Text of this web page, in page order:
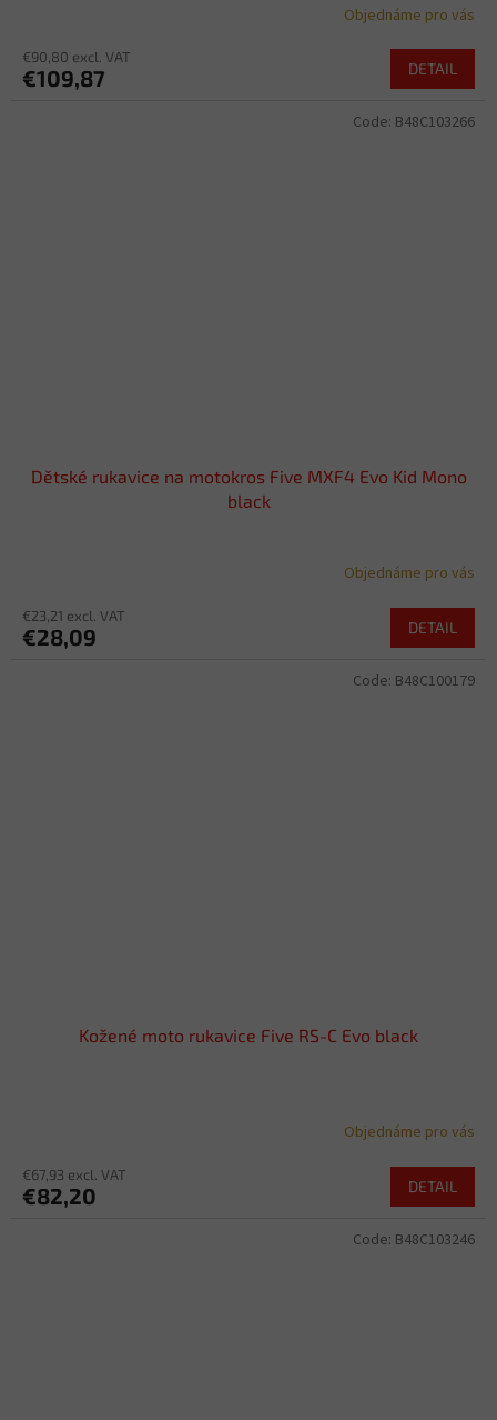
Objednáme pro vás
€90,80 excl. VAT
€109,87 DETAIL
Dětské rukavice na motokros Five MXF4 Evo Kid Mono
black
Objednáme pro vás
€23,21 excl. VAT
€28,09 DETAIL
Code: B48C103266
Kožené moto rukavice Five RS-C Evo black
Objednáme pro vás
€67,93 excl. VAT
€82,20 DETAIL
Code: B48C100179
Code: B48C103246